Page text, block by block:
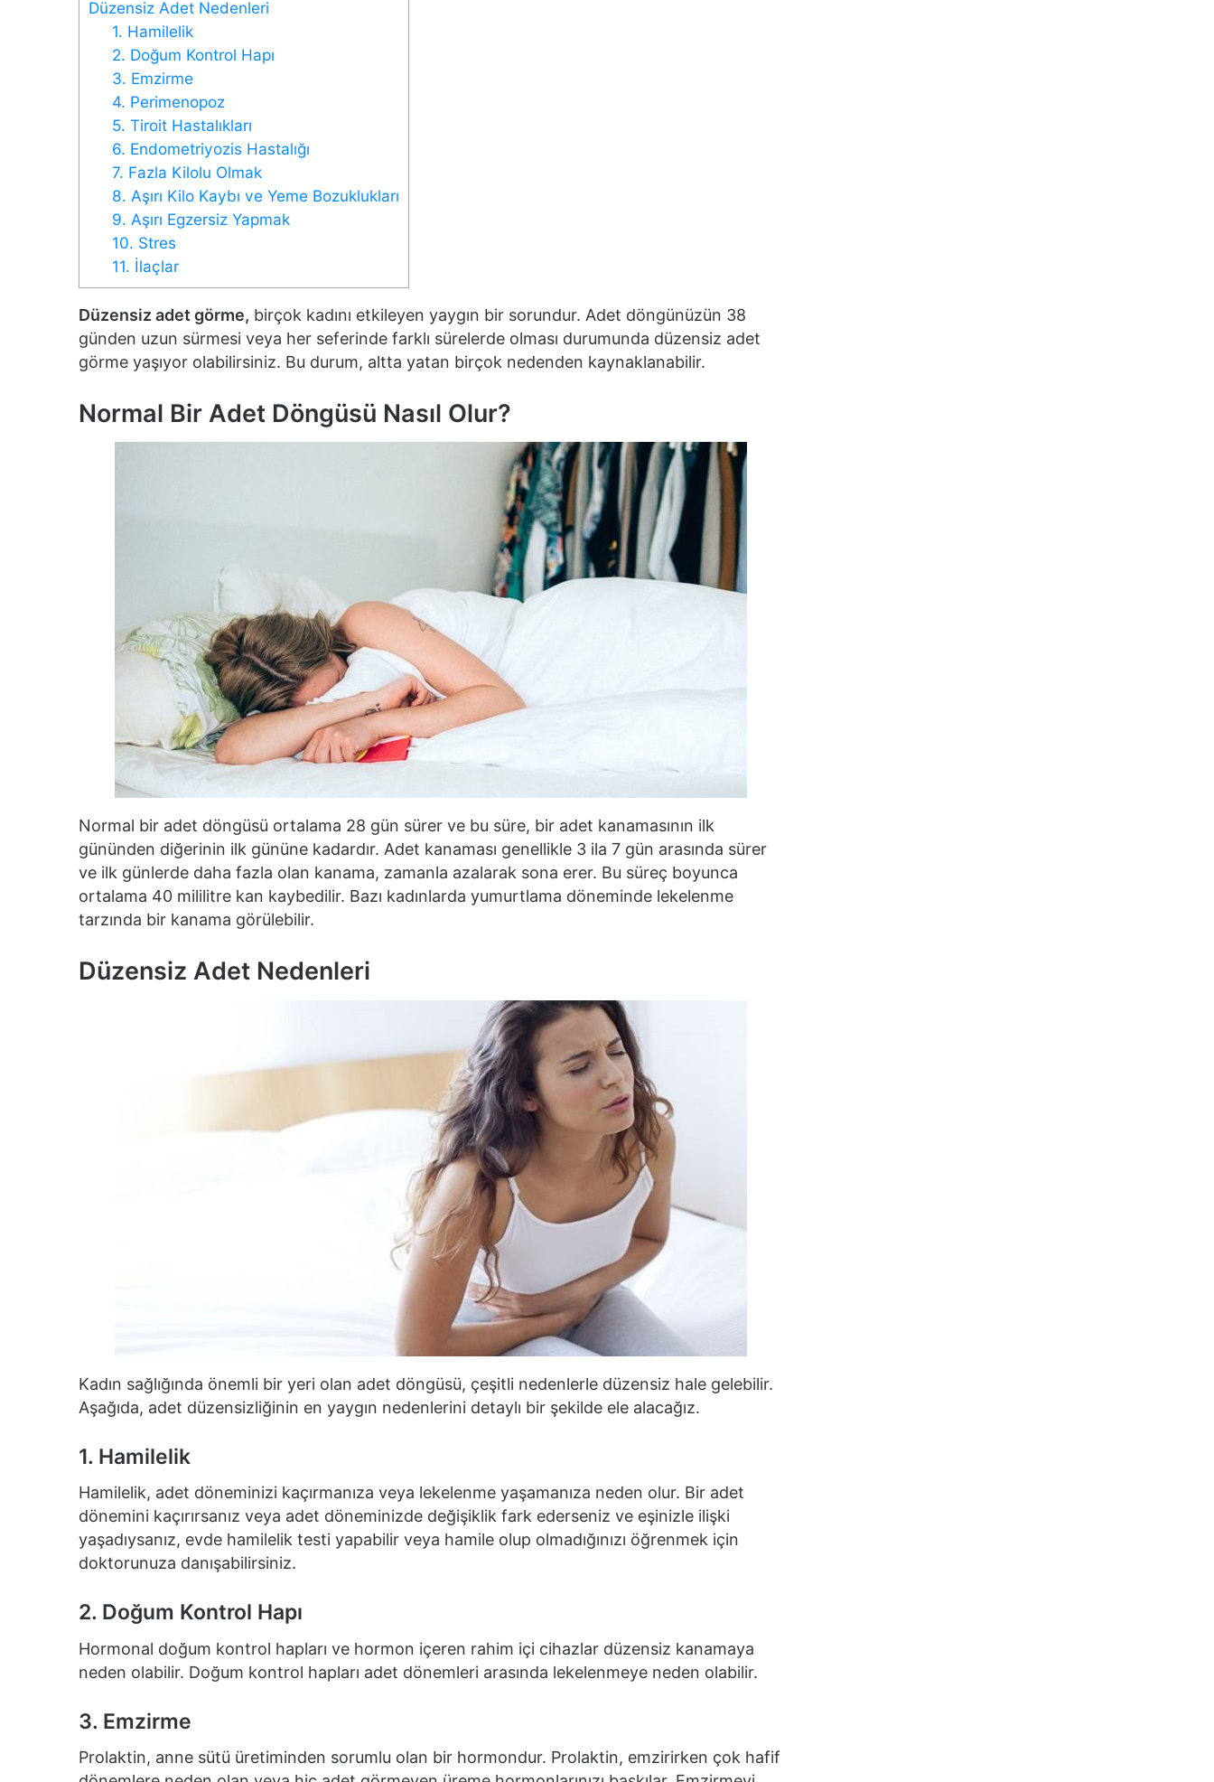
Düzensiz Adet Nedenleri
1. Hamilelik
2. Doğum Kontrol Hapı
3. Emzirme
4. Perimenopoz
5. Tiroit Hastalıkları
6. Endometriyozis Hastalığı
7. Fazla Kilolu Olmak
8. Aşırı Kilo Kaybı ve Yeme Bozuklukları
9. Aşırı Egzersiz Yapmak
10. Stres
11. İlaçlar
Düzensiz adet görme, birçok kadını etkileyen yaygın bir sorundur. Adet döngünüzün 38
günden uzun sürmesi veya her seferinde farklı sürelerde olması durumunda düzensiz adet
görme yaşıyor olabilirsiniz. Bu durum, altta yatan birçok nedenden kaynaklanabilir.
Normal Bir Adet Döngüsü Nasıl Olur?
Normal bir adet döngüsü ortalama 28 gün sürer ve bu süre, bir adet kanamasının ilk
gününden diğerinin ilk gününe kadardır. Adet kanaması genellikle 3 ila 7 gün arasında sürer
ve ilk günlerde daha fazla olan kanama, zamanla azalarak sona erer. Bu süreç boyunca
ortalama 40 mililitre kan kaybedilir. Bazı kadınlarda yumurtlama döneminde lekelenme
tarzında bir kanama görülebilir.
Düzensiz Adet Nedenleri
Kadın sağlığında önemli bir yeri olan adet döngüsü, çeşitli nedenlerle düzensiz hale gelebilir.
Aşağıda, adet düzensizliğinin en yaygın nedenlerini detaylı bir şekilde ele alacağız.
1. Hamilelik
Hamilelik, adet döneminizi kaçırmanıza veya lekelenme yaşamanıza neden olur. Bir adet
dönemini kaçırırsanız veya adet döneminizde değişiklik fark ederseniz ve eşinizle ilişki
yaşadıysanız, evde hamilelik testi yapabilir veya hamile olup olmadığınızı öğrenmek için
doktorunuza danışabilirsiniz.
2. Doğum Kontrol Hapı
Hormonal doğum kontrol hapları ve hormon içeren rahim içi cihazlar düzensiz kanamaya
neden olabilir. Doğum kontrol hapları adet dönemleri arasında lekelenmeye neden olabilir.
3. Emzirme
Prolaktin, anne sütü üretiminden sorumlu olan bir hormondur. Prolaktin, emzirirken çok hafif